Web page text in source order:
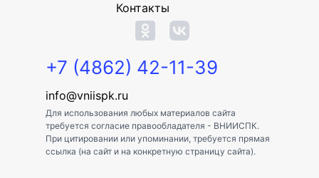
Контакты
+7 (4862) 42-11-39
info@vniispk.ru
Для использования любых материалов сайта
требуется согласие правообладателя - ВНИИСПК.
При цитировании или упоминании, требуется прямая
ссылка (на сайт и на конкретную страницу сайта).